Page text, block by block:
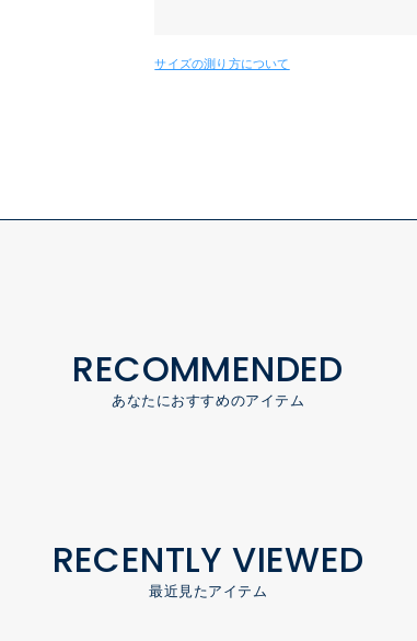
サイズの測り方について
RECOMMENDED
あなたにおすすめのアイテム
RECENTLY VIEWED
最近見たアイテム